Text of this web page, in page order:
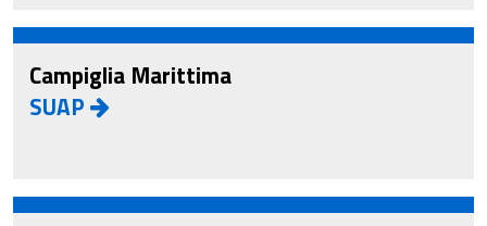
Campiglia Marittima
SUAP